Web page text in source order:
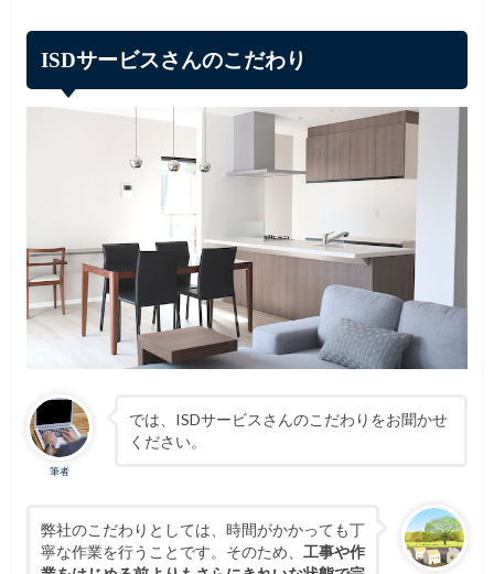
ISDサービスさんのこだわり
筆者
では、ISDサービスさんのこだわりをお聞かせ
ください。
弊社のこだわりとしては、時間がかかっても丁
寧な作業を行うことです。そのため、 工事や作